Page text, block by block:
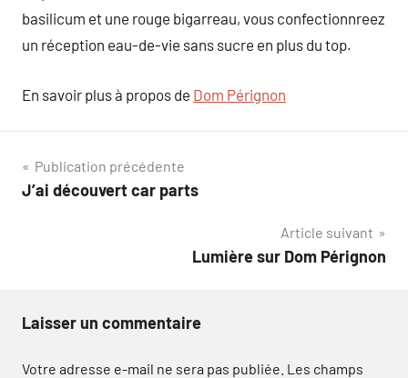
basilicum et une rouge bigarreau, vous confectionnreez
un réception eau-de-vie sans sucre en plus du top.
En savoir plus à propos de Dom Pérignon
Navigation
de
Publication précédente
J’ai découvert car parts
Article suivant
Lumière sur Dom Pérignon
Laisser un commentaire
Votre adresse e-mail ne sera pas publiée. Les champs